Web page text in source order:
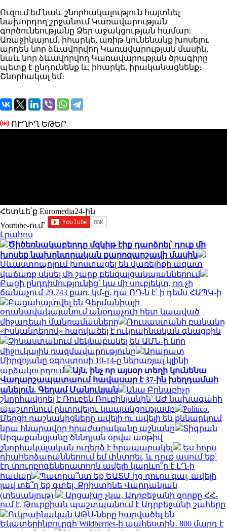
Ուզում եմ նաև շնորհակալություն հայտնել
նախորդող շրջանում Կառավարության
գործունեությանը Ձեր աջակցության համար:
Առաջիկայում, իհարկե, առիթ կունենանք խոսելու
արդեն նոր ձևավորվող Կառավարության մասին,
նաև նոր ձևավորվող Կառավարության ծրագիրը
պետք է ընդունենք և, իհարկե, իրականացնենք։
Շնորհակալ եմ։
ՈՒՂԻՂ ԵԹԵՐ
Հետևե՛ք Euromedia24-ին
Youtube-ում`
Լրահոս
Ծիծեռնակաբերդը մզկիթ էիք դարձրել՝ դուք մի
խոսեք նախընտրական քարոզարշավի մասին
Սևաստոպոլում խոստացել են վառելիքի ազատ
վաճառք սկսել մի շարք բենզալցակայաններում
Բացի ընդդիմությունից՝ կա մի սուբյեկտ, որ չի
ճանաչում 29.743 քառ. կմ-ը. դա ՌԴ-ն է՝ ի դեմս ՀԱՊԿ-ի
Բացահայտվել են Գերմանիայի
օդանավակայանում անօդաչուի հետ կապված
միջադեպի մանրամասները
Ռուսաստանի բանակը
«Իսկանդերով» հարվածել է ուկրաինական գնացքին
Չինաստանում մեկնաբանել են ԱՄՆ-ի նոր
միջուկային ռազմավարությունը
Արարատ
Միրզոյանը օգոստոսի 10-14-ը ներառյալ կլինի
արձակուրդում
Այն, ինչ որ այսօր տեղի կունենա
Վաղարշապատաում հավասար է 37-ին խեղդամահ
անելուն. Գեղամ Մանուկյան
Անա Բրնաբիչը
շնորհավորել է Ռուբեն Ռուբինյանին՝ ԱԺ նախագահի
պաշտոնում ընտրվելու կապակցությամբ
Politico.
Մերցի դաշնակիցները ավելի ու ավելի են քննարկում
նրա հնարավոր հրաժարականը աշնանը
Տիգրան
Արզաքանցյանը ծննդյան օրվա առթիվ
շնորհակալական ուղերձ է հրապարակել
Ես հորս
դիահերձարաններում եմ փնտրել, և դուք ասում եք՝
էդ տուրբոգեներատորն ավելի կարևո՞ր է ԼՂ-ի
համար
Պատրա՞ստ եք ԵԱՏՄ-ից դուրս գալ, ավելի
լավ տե՞ղ եք գտել. Քրիստինե Վարդանյան
(տեսանյութ)
Արցախը չկա, Ադրբեջանի զորքը ՀՀ-
ում է, Թուրքիան պաշտպանում է Ադրբեջանի շահերը
Ուկրաինական ԱԹՍ-ները հարվածել են
Եկատերինբուրգի Wildberries-ի պահեստին․ 800 մարդ է